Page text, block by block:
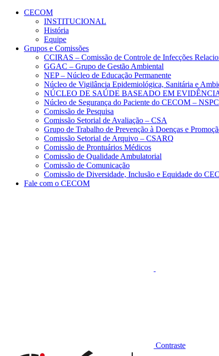
Conteúdo principal
CECOM
INSTITUCIONAL
História
Equipe
Grupos e Comissões
CCIRAS – Comissão de Controle de Infecções
GGAC – Grupo de Gestão Ambiental
NEP – Núcleo de Educação Permanente
Núcleo de Vigilância Epidemiológica, Sanitária e
NÚCLEO DE SAÚDE BASEADO EM
Núcleo de Segurança do Paciente do CECOM – NSPC
Comissão de Pesquisa
Comissão Setorial de Avaliação – CSA
Grupo de Trabalho de Prevenção à Doenças e
Comissão Setorial de Arquivo – CSARQ
Comissão de Prontuários Médicos
Comissão de Qualidade Ambulatorial
Comissão de Comunicação
Comissão de Diversidade, Inclusão e Equidade do
Fale com o CECOM
Contraste